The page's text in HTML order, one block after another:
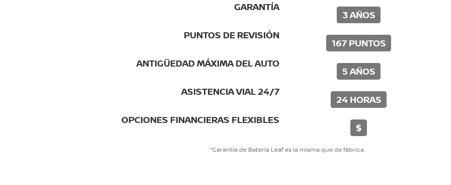
GARANTÍA
3 AÑOS
PUNTOS DE REVISIÓN
167 PUNTOS
ANTIGÜEDAD MÁXIMA DEL AUTO
5 AÑOS
ASISTENCIA VIAL 24/7
24 HORAS
OPCIONES FINANCIERAS FLEXIBLES
$
*Garantía de Batería Leaf es la misma que de fábrica.